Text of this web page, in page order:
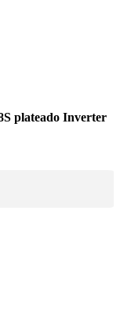
plateado Inverter